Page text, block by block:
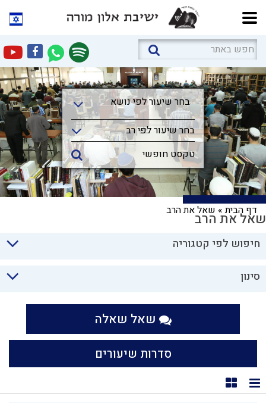
בחר שיעור לפי נושא
בחר שיעור לפי נושא
בחר שיעור לפי רב
דף הבית» שאל את הרבשאל את הרב
חיפוש לפי קטגוריה
סינון
שאל שאלה
סדרות שיעורים
תצוגת רשימה
תצוגת קוביות